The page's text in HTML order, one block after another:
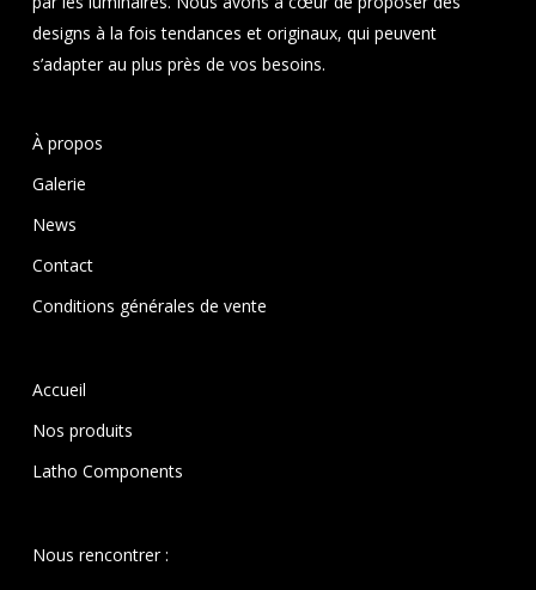
designs à la fois tendances et originaux, qui peuvent
s’adapter au plus près de vos besoins.
À propos
Galerie
News
Contact
Conditions générales de vente
Accueil
Nos produits
Latho Components
Nous rencontrer :